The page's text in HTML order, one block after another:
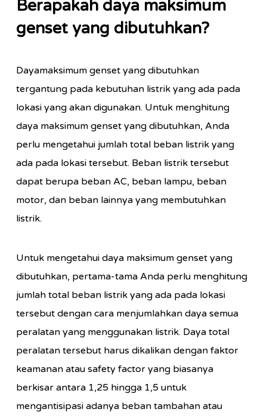
Berapakah daya maksimum
genset yang dibutuhkan?
Dayamaksimum genset yang dibutuhkan
tergantung pada kebutuhan listrik yang ada pada
lokasi yang akan digunakan. Untuk menghitung
daya maksimum genset yang dibutuhkan, Anda
perlu mengetahui jumlah total beban listrik yang
ada pada lokasi tersebut. Beban listrik tersebut
dapat berupa beban AC, beban lampu, beban
motor, dan beban lainnya yang membutuhkan
listrik.
Untuk mengetahui daya maksimum genset yang
dibutuhkan, pertama-tama Anda perlu menghitung
jumlah total beban listrik yang ada pada lokasi
tersebut dengan cara menjumlahkan daya semua
peralatan yang menggunakan listrik. Daya total
peralatan tersebut harus dikalikan dengan faktor
keamanan atau safety factor yang biasanya
berkisar antara 1,25 hingga 1,5 untuk
mengantisipasi adanya beban tambahan atau